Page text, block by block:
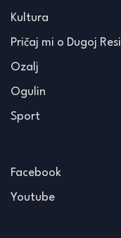
Kultura
Pričaj mi o Dugoj Resi
Ozalj
Ogulin
Sport
Facebook
Youtube